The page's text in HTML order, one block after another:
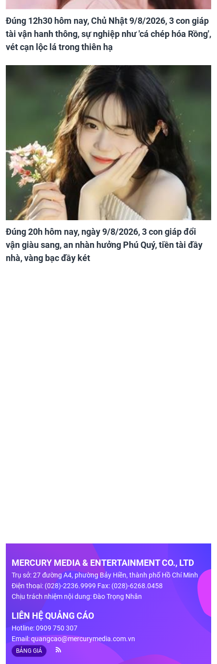
Đúng 12h30 hôm nay, Chủ Nhật 9/8/2026, 3 con giáp
tài vận hanh thông, sự nghiệp như 'cá chép hóa Rồng',
vét cạn lộc lá trong thiên hạ
Đúng 20h hôm nay, ngày 9/8/2026, 3 con giáp đổi
vận giàu sang, an nhàn hưởng Phú Quý, tiền tài đầy
nhà, vàng bạc đầy két
MERCURY MEDIA & ENTERTAINMENT CO., LTD
Trụ sở: 27 đường A4, phường Bảy Hiền, thành phố Hồ Chí Minh
Điện thoại: (028)-2236.9999 Fax: (028)-6268.0458
Chịu trách nhiệm nội dung: Đào Trọng Nhân
LIÊN HỆ QUẢNG CÁO
Hotline: 0909 750 307
Email:quangcao@mercurymedia.com.vn
BẢNG GIÁ